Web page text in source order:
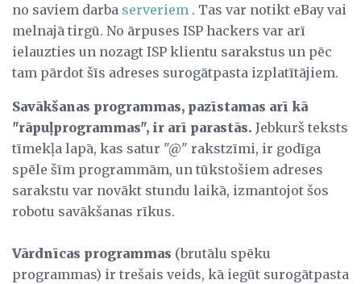
no saviem darba serveriem . Tas var notikt eBay vai
melnajā tirgū. No ārpuses ISP hackers var arī
ielauzties un nozagt ISP klientu sarakstus un pēc
tam pārdot šīs adreses surogātpasta izplatītājiem.
Savākšanas programmas, pazīstamas arī kā
"rāpuļprogrammas", ir arī parastās. Jebkurš teksts
tīmekļa lapā, kas satur "@" rakstzīmi, ir godīga
spēle šīm programmām, un tūkstošiem adreses
sarakstu var novākt stundu laikā, izmantojot šos
robotu savākšanas rīkus.
Vārdnīcas programmas (brutālu spēku
programmas) ir trešais veids, kā iegūt surogātpasta